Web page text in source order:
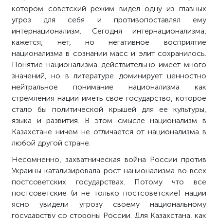
котором советский режим видел одну из главных
угроз для себя и противопоставлял ему
интернационализм. Сегодня интернационализма,
кажется, нет, но негативное восприятие
национализма в сознании масс и элит сохранилось.
Понятие национализма действительно имеет много
значений, но в литературе доминирует ценностно
нейтральное понимание национализма как
стремления нации иметь свое государство, которое
стало бы политической крышей для ее культуры,
языка и развития. В этом смысле национализм в
Казахстане ничем не отличается от национализма в
любой другой стране.
Несомненно, захватническая война России против
Украины катализировала рост национализма во всех
постсоветских государствах. Потому что все
постсоветские (и не только постсоветские) нации
ясно увидели угрозу своему национальному
государству со стороны России. Для Казахстана, как